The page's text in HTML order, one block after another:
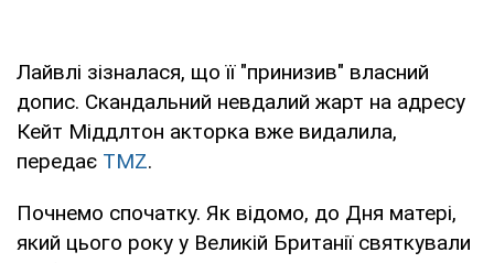
Лайвлі зізналася, що її "принизив" власний
допис. Скандальний невдалий жарт на адресу
Кейт Міддлтон акторка вже видалила,
передає TMZ.
Почнемо спочатку. Як відомо, до Дня матері,
який цього року у Великій Британії святкували